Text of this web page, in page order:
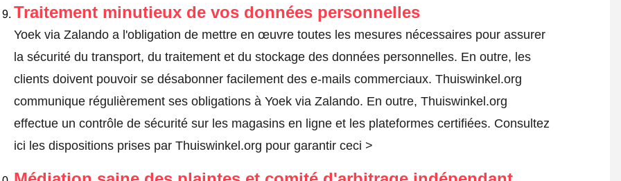
Traitement minutieux de vos données personnelles
Yoek via Zalando a l'obligation de mettre en œuvre toutes les mesures nécessaires pour assurer
la sécurité du transport, du traitement et du stockage des données personnelles. En outre, les
clients doivent pouvoir se désabonner facilement des e-mails commerciaux. Thuiswinkel.org
communique régulièrement ses obligations à Yoek via Zalando. En outre, Thuiswinkel.org
effectue un contrôle de sécurité sur les magasins en ligne et les plateformes certifiées. Consultez
ici les dispositions prises par Thuiswinkel.org pour garantir ceci >